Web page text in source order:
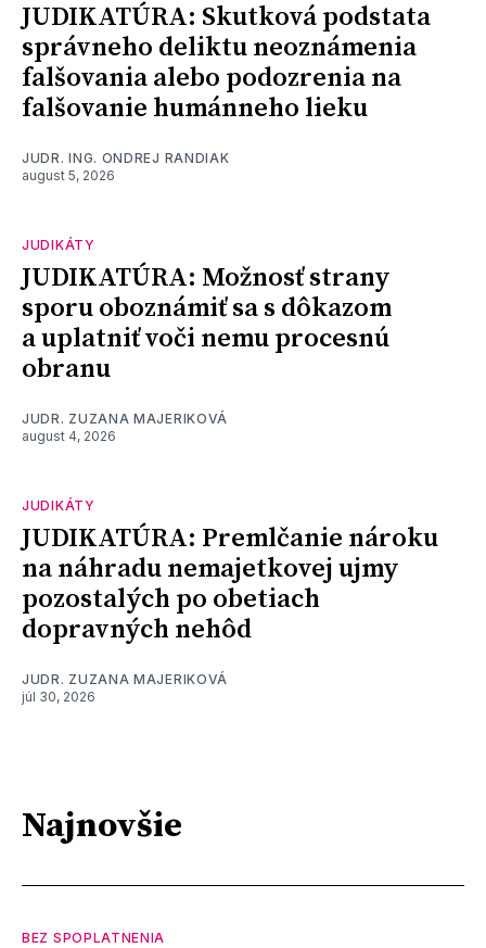
JUDIKATÚRA: Skutková podstata
správneho deliktu neoznámenia
falšovania alebo podozrenia na
falšovanie humánneho lieku
JUDR. ING. ONDREJ RANDIAK
august 5, 2026
JUDIKÁTY
JUDIKATÚRA: Možnosť strany
sporu oboznámiť sa s dôkazom
a uplatniť voči nemu procesnú
obranu
JUDR. ZUZANA MAJERIKOVÁ
august 4, 2026
JUDIKÁTY
JUDIKATÚRA: Premlčanie nároku
na náhradu nemajetkovej ujmy
pozostalých po obetiach
dopravných nehôd
JUDR. ZUZANA MAJERIKOVÁ
júl 30, 2026
Najnovšie
BEZ SPOPLATNENIA